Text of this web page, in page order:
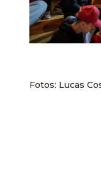
Fotos: Lucas